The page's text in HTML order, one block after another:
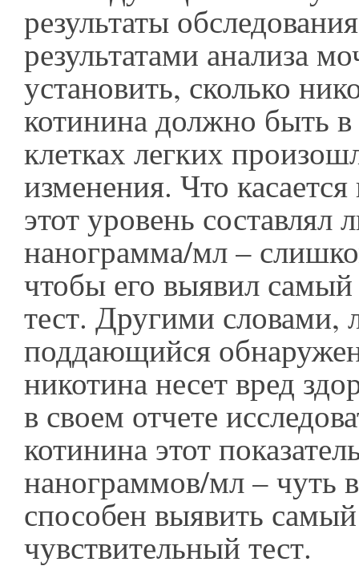
результаты
результатами анализа
установить, сколько
котинина должно быть
клетках легких
изменения. Что
этот уровень составлял
нанограмма/мл –
чтобы его выявил
тест. Другими словами,
поддающийся
никотина несет вред
в своем отчете
котинина этот
нанограммов/мл – чуть
способен выявить самый
чувствительный тест.